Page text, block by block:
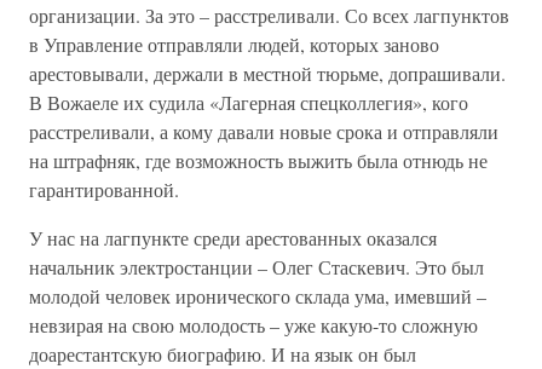
организации. За это – расстреливали. Со всех лагпунктов
в Управление отправляли людей, которых заново
арестовывали, держали в местной тюрьме, допрашивали.
В Вожаеле их судила «Лагерная спецколлегия», кого
расстреливали, а кому давали новые срока и отправляли
на штрафняк, где возможность выжить была отнюдь не
гарантированной.
У нас на лагпункте среди арестованных оказался
начальник электростанции – Олег Стаскевич. Это был
молодой человек иронического склада ума, имевший –
невзирая на свою молодость – уже какую-то сложную
доарестантскую биографию. И на язык он был